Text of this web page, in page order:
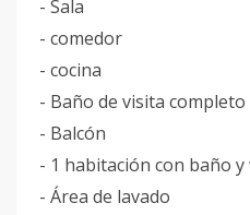
- Sala
- ⁠comedor
- ⁠cocina
- Baño de visita completo
- Balcón
- 1 habitación con baño
- Área de lavado